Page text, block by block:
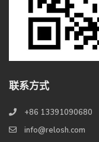
联系方式
+86 13391090680
info@relosh.com